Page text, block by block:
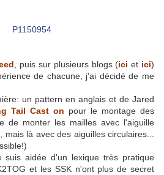
, puis sur plusieurs blogs (ici et ici)
de chacune, j'ai décidé de me
un pattern en anglais et de Jared
Tail Cast on pour le montage des
de monter les mailles avec l'aiguille
là avec des aiguilles circulaires...
suis aidée d'un lexique très pratique
et les SSK n'ont plus de secret